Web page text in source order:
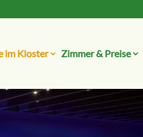
im Kloster Zimmer & Preise